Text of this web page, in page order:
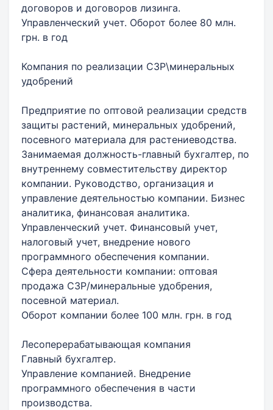
договоров и договоров лизинга.
Управленческий учет. Оборот более 80 млн.
грн. в год
Компания по реализации СЗР\минеральных
удобрений
Предприятие по оптовой реализации средств
защиты растений, минеральных удобрений,
посевного материала для растениеводства.
Занимаемая должность-главный бухгалтер, по
внутреннему совместительству директор
компании. Руководство, организация и
управление деятельностью компании. Бизнес
аналитика, финансовая аналитика.
Управленческий учет. Финансовый учет,
налоговый учет, внедрение нового
программного обеспечения компании.
Сфера деятельности компании: оптовая
продажа СЗР/минеральные удобрения,
посевной материал.
Оборот компании более 100 млн. грн. в год
Лесоперерабатывающая компания
Главный бухгалтер.
Управление компанией. Внедрение
программного обеспечения в части
производства.